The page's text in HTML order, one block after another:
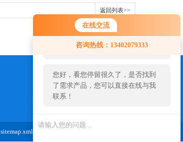
在线交流
咨询热线：13402079333
您好！欢迎前来咨询，很高兴为您
服务，请问您要咨询什么问题呢？
您好，看您停留很久了，是否找到
了需求产品，您可以直接在线与我
联系！
返回列表>>
973654827@qq.com
sitemap.xml